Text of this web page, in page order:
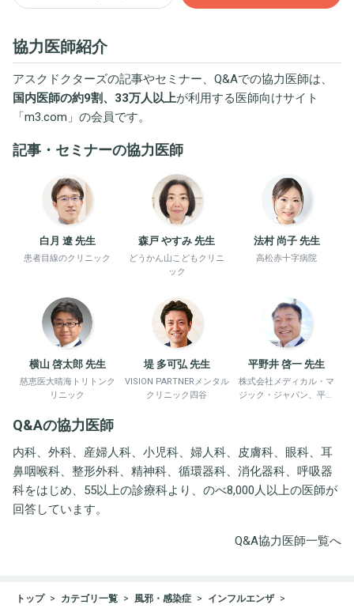
協力医師紹介
アスクドクターズの記事やセミナー、Q&Aでの協力医師は、
国内医師の約9割、33万人以上が利用する医師向けサイト
「m3.com 」の会員です。
記事・セミナーの協力医師
白月 遼 先生
患者目線のクリニック
森戸 やすみ 先生
どうかん山こどもクリニ
ック
法村 尚子 先生
高松赤十字病院
横山 啓太郎 先生
慈恵医大晴海トリトンク
リニック
堤 多可弘 先生
VISION PARTNERメンタル
クリニック四谷
平野井 啓一 先生
株式会社メディカル・マ
ジック・ジャパン、平野
Q&Aの協力医師
内科、外科、産婦人科、小児科、婦人科、皮膚科、眼科、耳
鼻咽喉科、整形外科、精神科、循環器科、消化器科、呼吸器
科をはじめ、55以上の診療科より、のべ8,000人以上の医師が
回答しています。
Q&A協力医師一覧へ
トップ カテゴリ一覧 風邪・感染症 インフルエンザ